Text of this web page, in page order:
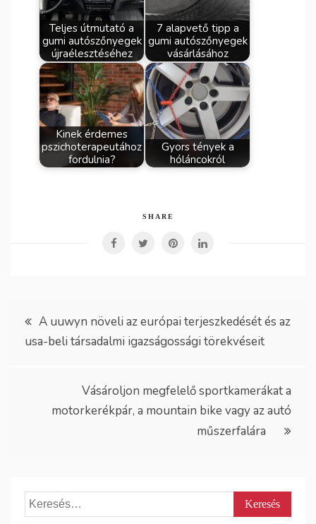
Teljes útmutató a
gumi autószőnyegek
újraélesztéséhez
7 alapvető tipp a
gumi autószőnyegek
vásárlásához
Kinek érdemes
pszichoterapeutához
fordulnia?
Gyors tények a
hóláncokról
SHARE
Bejegyzés
navigáció
A uuwyn növeli az európai terjeszkedését és az
usa-beli társadalmi igazságossági törekvéseit
Vásároljon megfelelő sportkamerákat a
motorkerékpár, a mountain bike vagy az autó
műszerfalára
Keresés: